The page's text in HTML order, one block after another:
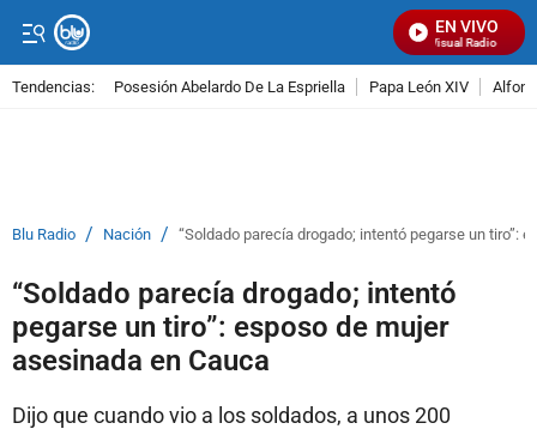
EN VIVO
Señal Visual Radio
Tendencias: Posesión Abelardo De La Espriella Papa León XIV
Blu Radio / Nación / “Soldado parecía drogado; intentó pegarse un tiro”:
“Soldado parecía drogado; intentó
pegarse un tiro”: esposo de mujer
asesinada en Cauca
Dijo que cuando vio a los soldados, a unos 200